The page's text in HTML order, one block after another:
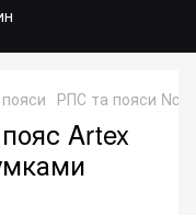
РПС та пояси No
Artex